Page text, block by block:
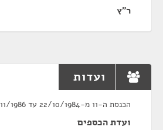
ר"ץ
ועדות
הכנסת ה-11 מ-22/10/1984 עד 26/11/1986
ועדת הכספים